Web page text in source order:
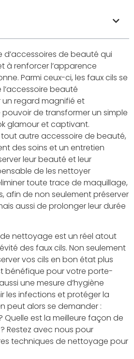
d’accessoires de beauté qui
à renforcer l’apparence
Parmi ceux-ci, les faux cils se
beauté
regard magnifié et
de transformer un simple
glamour et captivant.
autre accessoire de beauté,
des soins et un entretien
leur beauté et leur
de les nettoyer
toute trace de maquillage,
afin de non seulement préserver
aussi de prolonger leur durée
nettoyage est un réel atout
des faux cils. Non seulement
vos cils en bon état plus
bénéfique pour votre porte-
une mesure d’hygiène
les infections et protéger la
peut alors se demander :
est la meilleure façon de
Restez avec nous pour
techniques de nettoyage pour